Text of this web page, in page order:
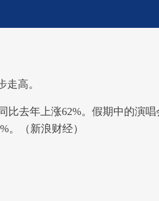
高。
去年上涨62%。假期中的演
。（新浪财经）